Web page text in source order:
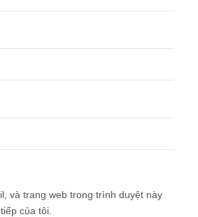
và trang web trong trình duyệt này
của tôi.